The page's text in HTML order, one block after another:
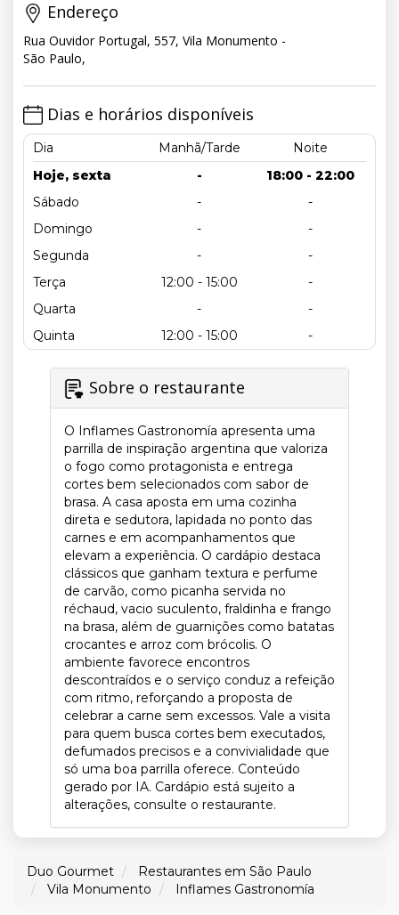
Endereço
Rua Ouvidor Portugal, 557, Vila Monumento -
São Paulo,
Dias e horários disponíveis
Dia Manhã/Tarde
Noite
Hoje, sexta
-
18:00 - 22:00
Sábado
-
-
Domingo
-
-
Segunda
-
-
Terça
12:00 - 15:00
-
Quarta
-
-
Quinta
12:00 - 15:00 -
Sobre o restaurante
O Inflames Gastronomía apresenta uma
parrilla de inspiração argentina que valoriza
o fogo como protagonista e entrega
cortes bem selecionados com sabor de
brasa. A casa aposta em uma cozinha
direta e sedutora, lapidada no ponto das
carnes e em acompanhamentos que
elevam a experiência. O cardápio destaca
clássicos que ganham textura e perfume
de carvão, como picanha servida no
réchaud, vacio suculento, fraldinha e frango
na brasa, além de guarnições como batatas
crocantes e arroz com brócolis. O
ambiente favorece encontros
descontraídos e o serviço conduz a refeição
com ritmo, reforçando a proposta de
celebrar a carne sem excessos. Vale a visita
para quem busca cortes bem executados,
defumados precisos e a convivialidade que
só uma boa parrilla oferece. Conteúdo
gerado por IA. Cardápio está sujeito a
alterações, consulte o restaurante.
Duo Gourmet
Restaurantes em São Paulo
Vila Monumento
Inflames Gastronomía